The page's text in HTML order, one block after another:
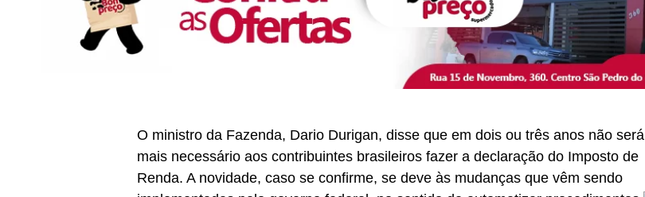
O ministro da Fazenda, Dario Durigan, disse que em dois ou três anos não será
mais necessário aos contribuintes brasileiros fazer a declaração do Imposto de
Renda. A novidade, caso se confirme, se deve às mudanças que vêm sendo